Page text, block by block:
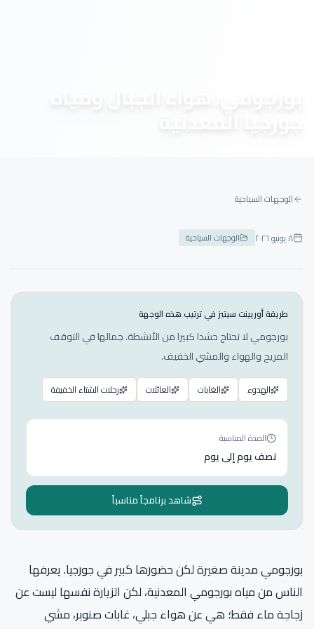
الوجهات السياحية
٨ يونيو ٢٠٢٦ الوجهات السياحية
طريقة أوريينت سيتيز في ترتيب هذه الوجهة
بورجومي لا تحتاج حشدا كبيرا من الأنشطة. جمالها في التوقف
المريح والهواء والمشي الخفيف.
الهدوء الغابات العائلات رحلات الشتاء الخفيفة
المدة المناسبة
نصف يوم إلى يوم
شاهد برنامجاً مناسباً
بورجومي مدينة صغيرة لكن حضورها كبير في جورجيا. يعرفها
الناس من مياه بورجومي المعدنية، لكن الزيارة نفسها ليست عن
زجاجة ماء فقط؛ هي عن هواء جبلي، غابات صنوبر، مشي